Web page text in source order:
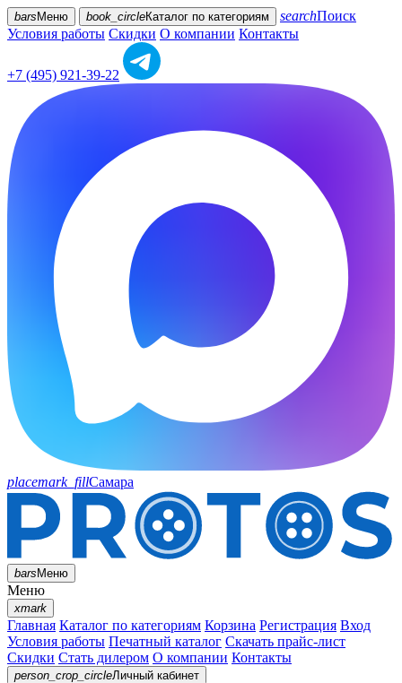
bars Меню book_circleКаталог по категориям searchПоиск
Условия работы Скидки О компании Контакты
+7 (495) 921-39-22
placemark_fillСамара
barsМеню
Меню
xmark
Главная Каталог по категориям Корзина Регистрация Вход
Условия работы Печатный каталог Скачать прайс-лист
Скидки Стать дилером О компании Контакты
person_crop_circleЛичный кабинет